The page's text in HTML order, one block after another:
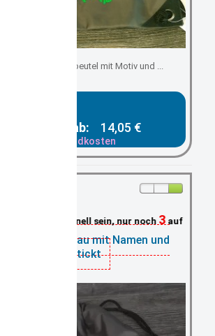
Turnbeutel mit Motiv und ...
Gesamtpreis ab: 14,05 €
zzgl. Versandkosten
Schnell sein, nur noch3auf Lager
dunkelgrau mit Namen und
Motiv bestickt